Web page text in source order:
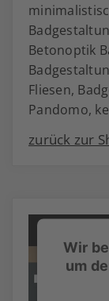
Betonoptik
Fliesen,
Pandomo,
zurück zur
Wir
um